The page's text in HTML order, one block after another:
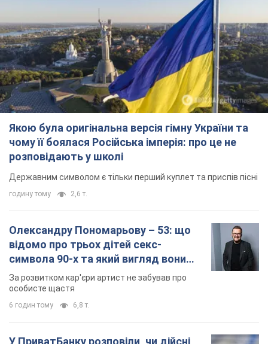
Якою була оригінальна версія гімну України та
чому її боялася Російська імперія: про це не
розповідають у школі
Державним символом є тільки перший куплет та приспів пісні
годину тому 2,6 т.
Олександру Пономарьову – 53: що
відомо про трьох дітей секс-
символа 90-х та який вигляд вони
мають
За розвитком кар'єри артист не забував про
особисте щастя
6 годин тому 6,8 т.